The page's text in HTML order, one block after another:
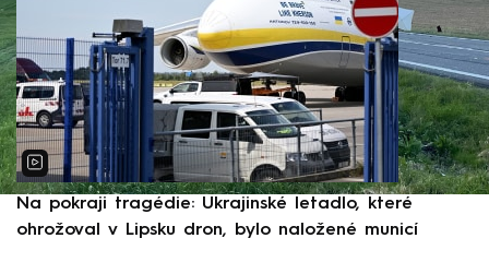
Na pokraji tragédie: Ukrajinské letadlo, které
ohrožoval v Lipsku dron, bylo naložené municí